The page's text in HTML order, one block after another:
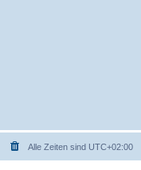
Alle Zeiten sind UTC+02:00